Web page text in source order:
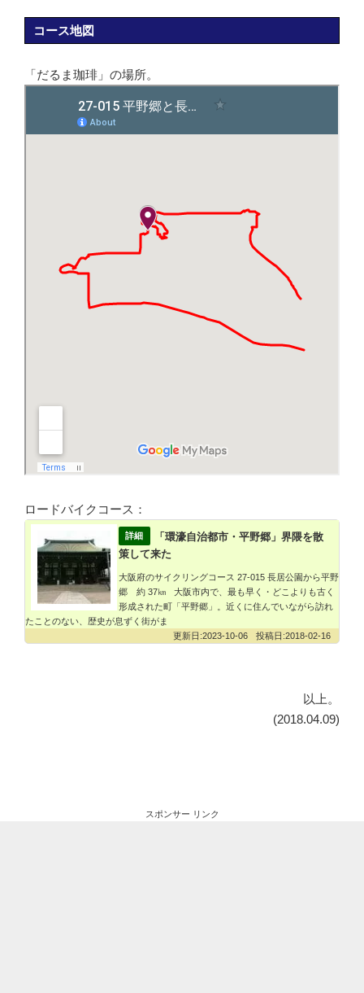
コース地図
「だるま珈琲」の場所。
ロードバイクコース：
「環濠自治都市・平野郷」界隈を散
策して来た
大阪府のサイクリングコース 27-015 長居公園から平野
郷 約 37㎞ 大阪市内で、最も早く・どこよりも古く
形成された町「平野郷」。近くに住んでいながら訪れ
たことのない、歴史が息ずく街がま
2018-02-16
2023-10-06
以上。
(2018.04.09)
スポンサー リンク